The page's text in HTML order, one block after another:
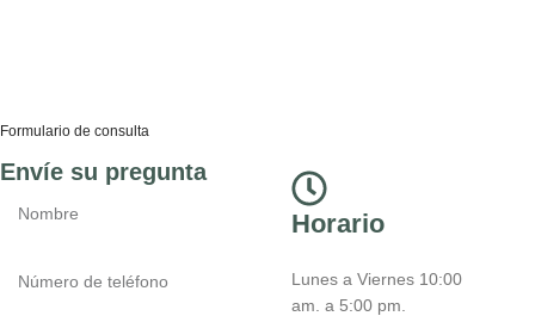
Formulario de consulta
Envíe su pregunta
Horario
Lunes a Viernes 10:00
am. a 5:00 pm.